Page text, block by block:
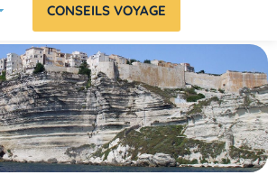
CONSEILS VOYAGE